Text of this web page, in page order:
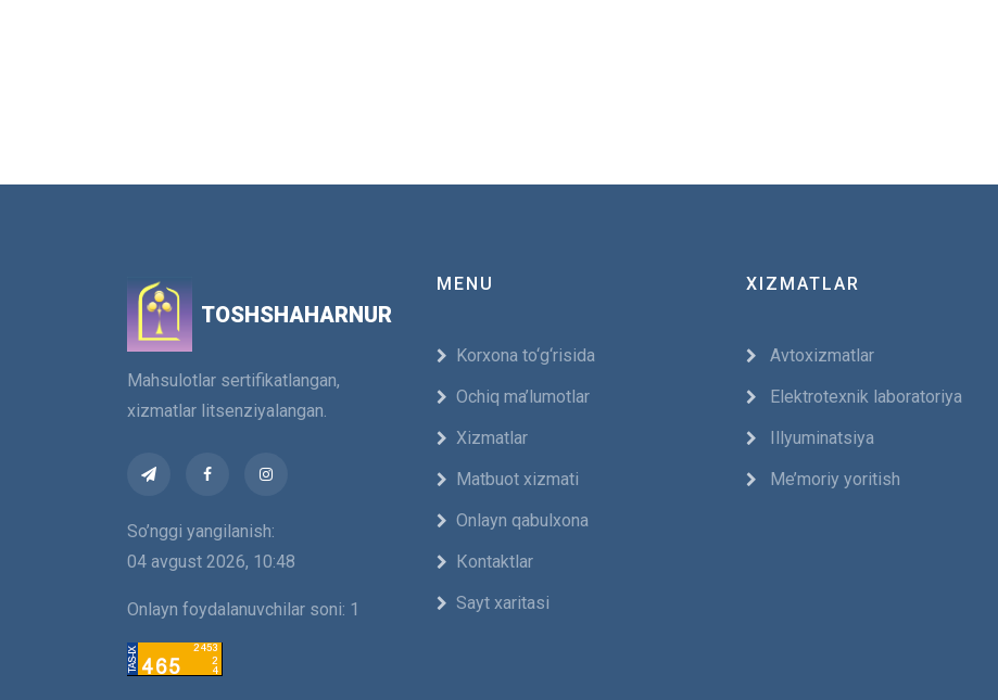
TOSHSHAHARNUR
Mahsulotlar sertifikatlangan,
xizmatlar litsenziyalangan.
So’nggi yangilanish:
04 avgust 2026, 10:48
Onlayn foydalanuvchilar soni: 1
MENU
Korxona to‘g‘risida
Ochiq ma’lumotlar
Xizmatlar
Мatbuot xizmati
Оnlayn qabulxona
Кontaktlar
Sayt xaritasi
XIZMATLAR
Avtoxizmatlar
Elektrotexnik laboratoriya
Illyuminatsiya
Me’moriy yoritish